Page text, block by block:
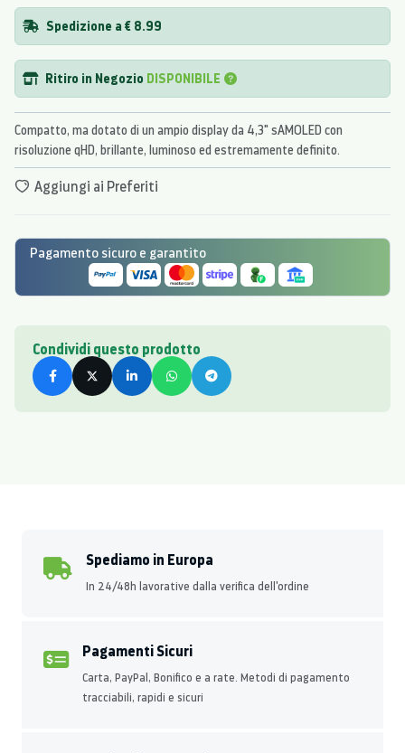
Spedizione a € 8.99
Ritiro in Negozio DISPONIBILE
Compatto, ma dotato di un ampio display da 4,3" sAMOLED con
risoluzione qHD, brillante, luminoso ed estremamente definito.
Aggiungi ai Preferiti
Pagamento sicuro e garantito
Condividi questo prodotto
Spediamo in Europa
In 24/48h lavorative dalla verifica dell'ordine
Pagamenti Sicuri
Carta, PayPal, Bonifico e a rate. Metodi di pagamento
tracciabili, rapidi e sicuri